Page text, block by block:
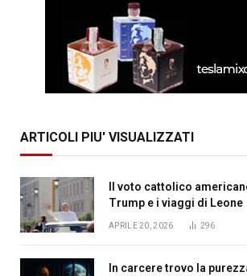
ARTICOLI PIU' VISUALIZZATI
Il voto cattolico
Trump e i viaggi di Leone
APRILE 20, 2026 296
In carcere trovo la